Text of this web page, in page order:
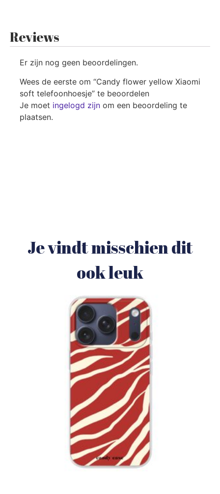
Reviews
Er zijn nog geen beoordelingen.
Wees de eerste om “Candy flower yellow Xiaomi
soft telefoonhoesje” te beoordelen
Je moet ingelogd zijn om een beoordeling te
plaatsen.
Je vindt misschien dit
ook leuk